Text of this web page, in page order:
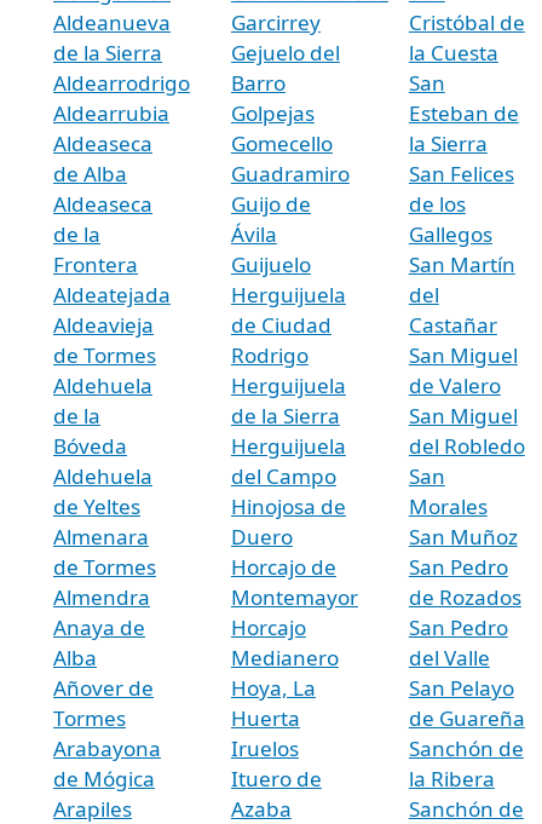
Aldeanueva
de la Sierra
Aldearrodrigo
Aldearrubia
Aldeaseca
de Alba
Aldeaseca
de la
Frontera
Aldeatejada
Aldeavieja
de Tormes
Aldehuela
de la
Bóveda
Aldehuela
de Yeltes
Almenara
de Tormes
Almendra
Anaya de
Alba
Añover de
Tormes
Arabayona
de Mógica
Arapiles
Garcirrey
Gejuelo del
Barro
Golpejas
Gomecello
Guadramiro
Guijo de
Ávila
Guijuelo
Herguijuela
de Ciudad
Rodrigo
Herguijuela
de la Sierra
Herguijuela
del Campo
Hinojosa de
Duero
Horcajo de
Montemayor
Horcajo
Medianero
Hoya, La
Huerta
Iruelos
Ituero de
Azaba
Cristóbal de
la Cuesta
San
Esteban de
la Sierra
San Felices
de los
Gallegos
San Martín
del
Castañar
San Miguel
de Valero
San Miguel
del Robledo
San
Morales
San Muñoz
San Pedro
de Rozados
San Pedro
del Valle
San Pelayo
de Guareña
Sanchón de
la Ribera
Sanchón de